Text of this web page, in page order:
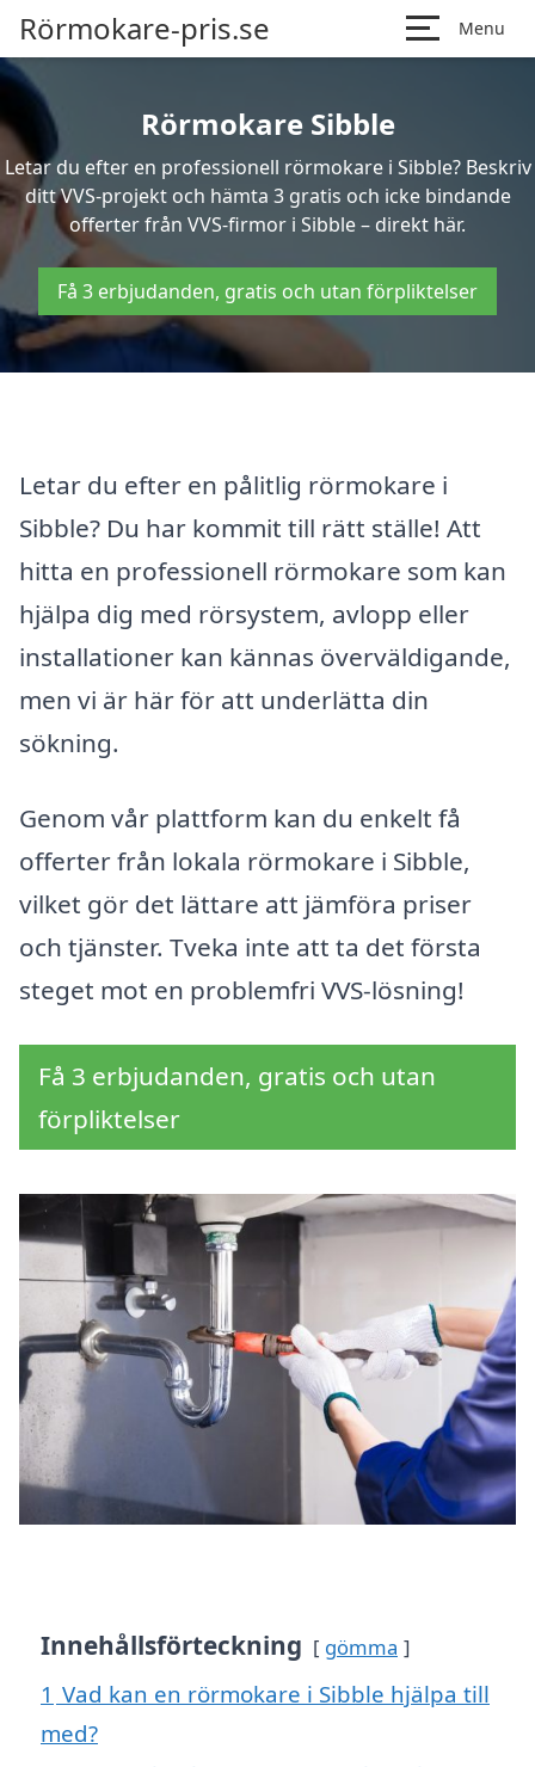
Rörmokare-pris.se Menu
Rörmokare Sibble
Letar du efter en professionell rörmokare i Sibble? Beskriv
ditt VVS-projekt och hämta 3 gratis och icke bindande
offerter från VVS-firmor i Sibble – direkt här.
Få 3 erbjudanden, gratis och utan förpliktelser
Letar du efter en pålitlig rörmokare i
Sibble? Du har kommit till rätt ställe! Att
hitta en professionell rörmokare som kan
hjälpa dig med rörsystem, avlopp eller
installationer kan kännas överväldigande,
men vi är här för att underlätta din
sökning.
Genom vår plattform kan du enkelt få
offerter från lokala rörmokare i Sibble,
vilket gör det lättare att jämföra priser
och tjänster. Tveka inte att ta det första
steget mot en problemfri VVS-lösning!
Få 3 erbjudanden, gratis och utan
förpliktelser
Innehållsförteckning gömma
1 Vad kan en rörmokare i Sibble hjälpa till
med?